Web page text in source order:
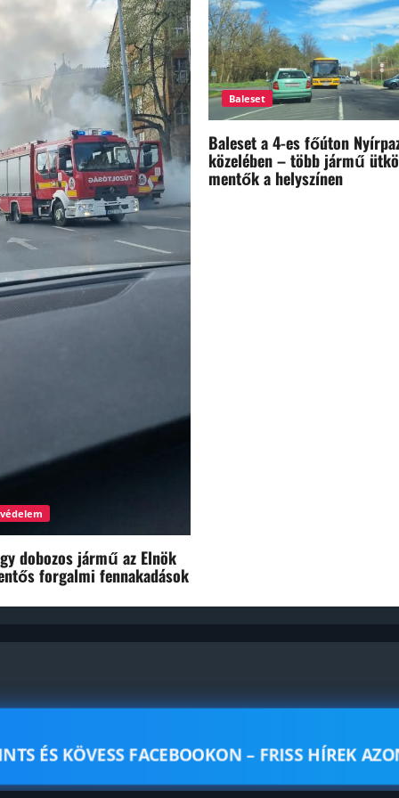
dobozos jármű az Elnök
forgalmi fennakadások
Baleset
Baleset a 4-es főúton
közelében – több jármű
mentők a helyszínen
ÉS KÖVESS FACEBOOKON – FRISS HÍREK